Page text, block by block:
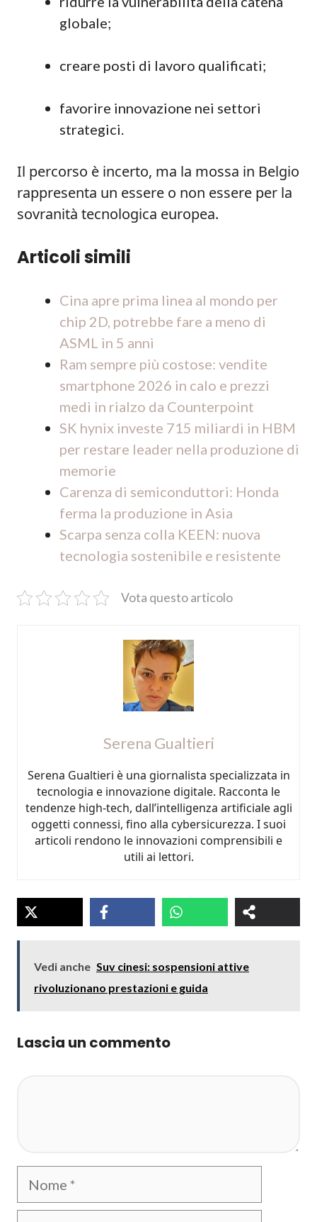
globale;
creare posti di lavoro qualificati;
favorire innovazione nei settori
strategici.
Il percorso è incerto, ma la mossa in Belgio
rappresenta un essere o non essere per la
sovranità tecnologica europea.
Articoli simili
Cina apre prima linea al mondo per
chip 2D, potrebbe fare a meno di
ASML in 5 anni
Ram sempre più costose: vendite
smartphone 2026 in calo e prezzi
medi in rialzo da Counterpoint
SK hynix investe 715 miliardi in HBM
per restare leader nella produzione di
memorie
Carenza di semiconduttori: Honda
ferma la produzione in Asia
Scarpa senza colla KEEN: nuova
tecnologia sostenibile e resistente
Vota questo articolo
Serena Gualtieri
Serena Gualtieri è una giornalista specializzata in
tecnologia e innovazione digitale. Racconta le
tendenze high-tech, dall’intelligenza artificiale agli
oggetti connessi, fino alla cybersicurezza. I suoi
articoli rendono le innovazioni comprensibili e
utili ai lettori.
Vedi anche Suv cinesi: sospensioni attive
rivoluzionano prestazioni e guida
Lascia un commento